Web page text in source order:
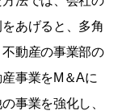
あげると、多角
動産の事業部の
事業をM＆Aに
事業を強化し、